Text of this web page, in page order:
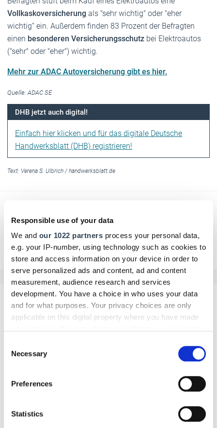
Responsible use of your data
We and our 1022 partners process your personal data,
e.g. your IP-number, using technology such as cookies to
store and access information on your device in order to
serve personalized ads and content, ad and content
measurement, audience research and services
development. You have a choice in who uses your data
and for what purposes. Your privacy choices are only
applicable on this digital property where you have made
the Privacy trigger icon.
Collect information about your geographical location
Identify your device by actively scanning it for
Selection
Necessary
Preferences
Statistics
Vollkaskoversicherung als "sehr wichtig" oder "eher
wichtig“ ein. Außerdem finden 83 Prozent der Befragten
einen besonderen Versicherungsschutz bei Elektroautos
("sehr" oder "eher") wichtig.
Mehr zur ADAC Autoversicherung gibt es hier.
Quelle: ADAC SE
DHB jetzt auch digital!
Einfach hier klicken und für das digitale Deutsche
Handwerksblatt (DHB) registrieren!
Text: Verena S. Ulbrich / handwerksblatt.de
Zurück zur Übersicht
Kommentar schreiben